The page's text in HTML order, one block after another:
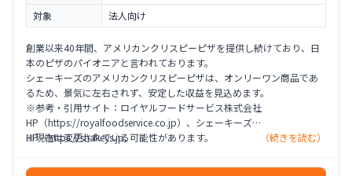
対象
法人向け
創業以来40年間、アメリカンクリスピーピザを提供し続けており、日
本のピザのパイオニアと言われております。
シェーキーズのアメリカンクリスピーピザは、オンリーワン商品であ
るため、景気に左右されず、安定した収益を見込めます。
※参考・引用サイト：ロイヤルフードサービス株式会社
HP（https://royalfoodservice.co.jp）、シェーキーズ
HP（https://shakeys.jp、
※現在は変更されている可能性があります。 （続きを読む）